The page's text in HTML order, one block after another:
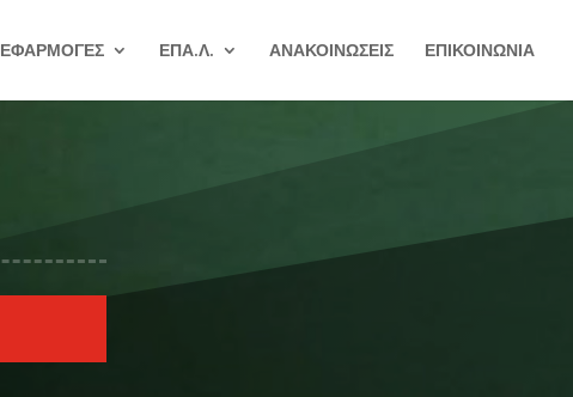
ΕΦΑΡΜΟΓΕΣ ΕΠΑ.Λ. ΑΝΑΚΟΙΝΩΣΕΙΣ ΕΠΙΚΟΙΝΩΝΙΑ